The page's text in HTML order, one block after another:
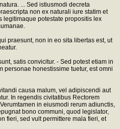
... Sed istiusmodi decreta
non ex naturali iure statim et
legitimaque potestate propositis lex
praesunt, non in eo sita libertas est, ut
satis convicitur. - Sed potest etiam in
honestissime tuetur, est omni
causa malum, vel adipiscendi aut
In regendis civitatibus Rectorem
in eiusmodi rerum adiunctis,
bono communi, quod legislator,
fieri, sed vult permittere mala fieri, et